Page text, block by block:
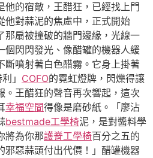
他的宿敵，王醋狂，已經找上門
他對蒜泥的焦慮中，正式開始
那扇被撞破的牆門邊緣，光線一
個閃閃發光、像醋罐的機器人緩
斷噴射著白色醋霧。它身上掛著
」 COFO的霓虹燈牌，閃爍得讓
。王醋狂的聲音再次響起，這次
幸福空間得像是磨砂紙。「廖沾
bestmade工學椅泥，是對醬料學
將為你那護脊工學椅百分之五的
邪惡蒜頭付出代價！」醋罐機器